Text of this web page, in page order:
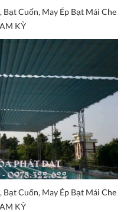
Cuốn, May Ép Bạt Mái Che
KỲ
Cuốn, May Ép Bạt Mái Che
KỲ